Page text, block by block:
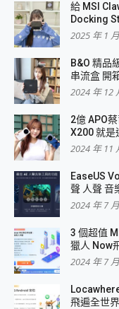
給 MSI
Docking
2025 年 1
B&O 精品
串流盒 開
2024 年 12
2億 APO
X200 就是
2024 年 11
EaseUS
聲 人聲 音
2024 年 7
3 個超值
獵人 Now
2024 年 7
飛遍全世界